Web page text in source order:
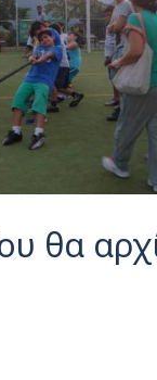
θα